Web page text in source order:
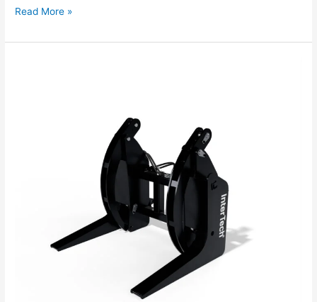
Read More »